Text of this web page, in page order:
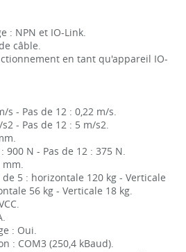
: NPN et IO-Link.
câble.
en tant qu'appareil IO-
s - Pas de 12 : 0,22 m/s.
- Pas de 12 : 5 m/s2.
900 N - Pas de 12 : 375 N.
mm.
5 : horizontale 120 kg - Verticale
56 kg - Verticale 18 kg.
: Oui.
: COM3 (250,4 kBaud).